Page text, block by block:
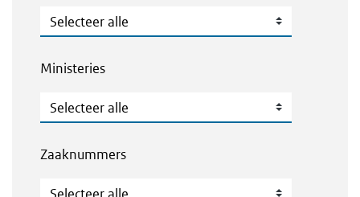
Jaar
Ministeries
Ministeries
Zaaknummers
Zaaknummers